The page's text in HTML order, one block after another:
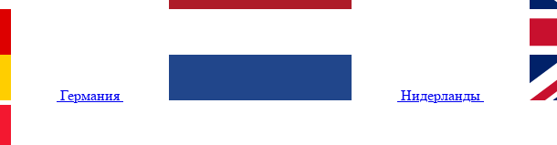
Германия Нидерланды